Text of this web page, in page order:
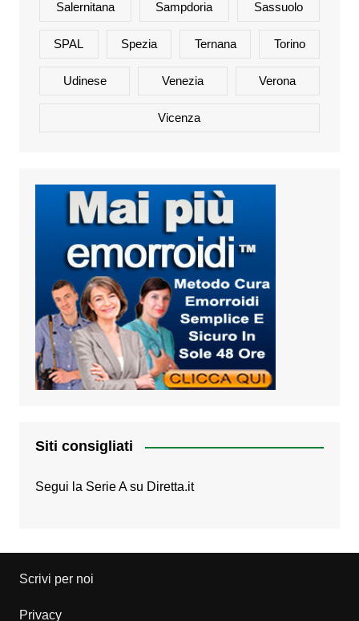
Salernitana Sampdoria Sassuolo
SPAL Spezia Ternana Torino
Udinese Venezia Verona
Vicenza
Siti consigliati
Segui la Serie A su Diretta.it
Scrivi per noi
Privacy